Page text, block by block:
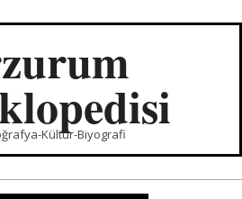
Kültür-Biyografi